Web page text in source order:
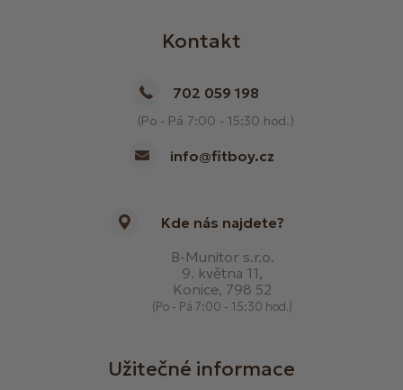
Kontakt
702 059 198
(Po - Pá 7:00 - 15:30 hod.)
info@fitboy.cz
Kde nás najdete?
B-Munitor s.r.o.
9. května 11,
Konice, 798 52
(Po - Pá 7:00 - 15:30 hod.)
Užitečné informace